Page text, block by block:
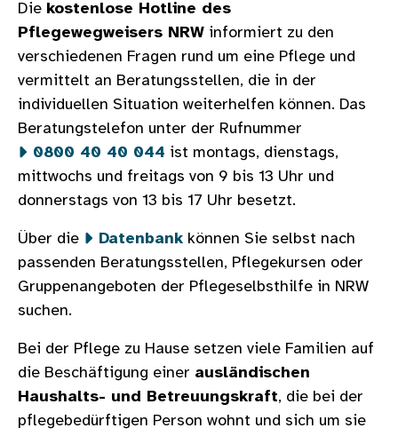
Die kostenlose Hotline des
Pflegewegweisers NRW informiert zu den
verschiedenen Fragen rund um eine Pflege und
vermittelt an Beratungsstellen, die in der
individuellen Situation weiterhelfen können. Das
Beratungstelefon unter der Rufnummer
0800 40 40 044 ist montags, dienstags,
mittwochs und freitags von 9 bis 13 Uhr und
donnerstags von 13 bis 17 Uhr besetzt.
Über die Datenbank können Sie selbst nach
passenden Beratungsstellen, Pflegekursen oder
Gruppenangeboten der Pflegeselbsthilfe in NRW
suchen.
Bei der Pflege zu Hause setzen viele Familien auf
die Beschäftigung einer ausländischen
Haushalts- und Betreuungskraft, die bei der
pflegebedürftigen Person wohnt und sich um sie